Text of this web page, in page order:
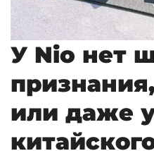
У Nio нет
или даже